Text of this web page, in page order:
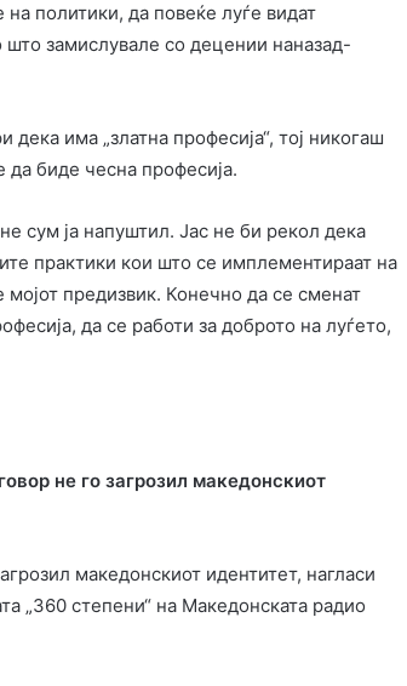
политики, да повеќе луѓе видат
замислувале со децении наназад-
има „златна професија“, тој никогаш
да биде чесна професија.
сум ја напуштил. Јас не би рекол дека
практики кои што се имплементираат на
предизвик. Конечно да се сменат
да се работи за доброто на луѓето,
не го загрозил македонскиот
македонскиот идентитет, нагласи
„360 степени“ на Македонската радио